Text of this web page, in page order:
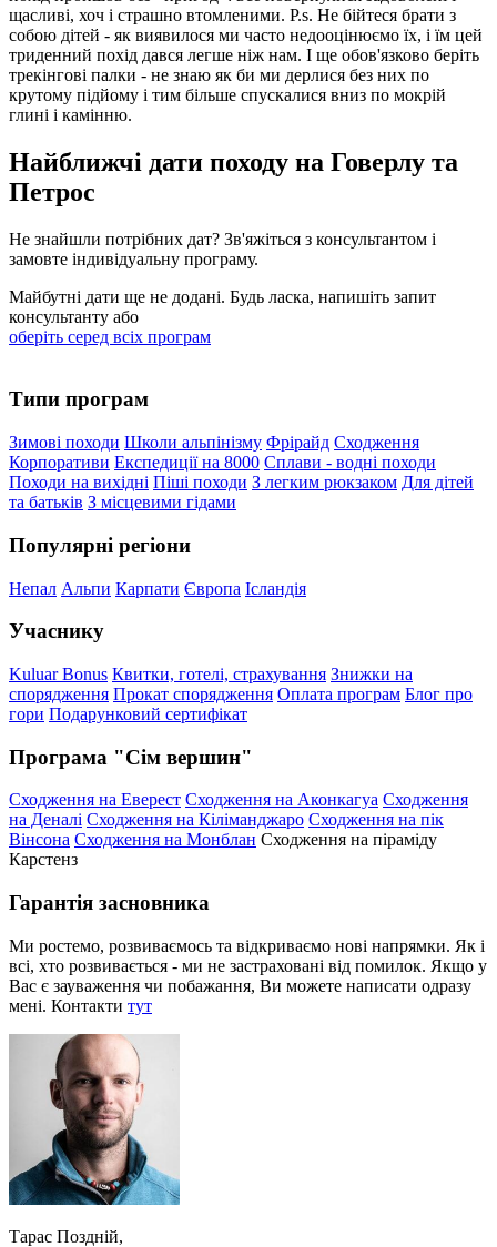
щасливі, хоч і страшно втомленими. P.s. Не бійтеся брати з
собою дітей - як виявилося ми часто недооцінюємо їх, і їм цей
триденний похід дався легше ніж нам. І ще обов'язково беріть
трекінгові палки - не знаю як би ми дерлися без них по
крутому підйому і тим більше спускалися вниз по мокрій
глині ​​і камінню.
Найближчі дати походу на Говерлу та
Петрос
Не знайшли потрібних дат? Зв'яжіться з консультантом і
замовте індивідуальну програму.
Майбутні дати ще не додані. Будь ласка, напишіть запит
консультанту або
оберіть серед всіх програм
Типи програм
Зимові походи Школи альпінізму Фрірайд Сходження
Корпоративи Експедиції на 8000 Сплави - водні походи
Походи на вихідні Піші походи З легким рюкзаком Для дітей
та батьків З місцевими гідами
Популярні регіони
Непал Альпи Карпати Європа Ісландія
Учаснику
Kuluar Bonus Квитки, готелі, страхування Знижки на
спорядження Прокат спорядження Оплата програм Блог про
гори Подарунковий сертифікат
Програма "Сім вершин"
Сходження на Еверест Сходження на Аконкагуа Сходження
на Деналі Сходження на Кіліманджаро Сходження на пік
Вінсона Сходження на Монблан Сходження на піраміду
Карстенз
Гарантія засновника
Ми ростемо, розвиваємось та відкриваємо нові напрямки. Як і
всі, хто розвивається - ми не застраховані від помилок. Якщо у
Вас є зауваження чи побажання, Ви можете написати одразу
мені. Контакти тут
Тарас Поздній,